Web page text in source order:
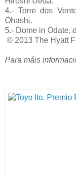
4.- Torre dos
Ohashi.
5.- Dome in Odate,
© 2013 The Hyatt
Para máis